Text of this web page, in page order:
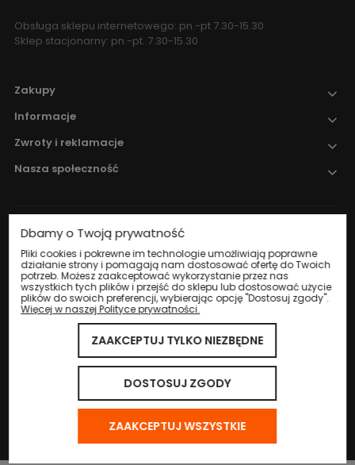
Obsługa sklepu internetowego: pn.-pt 7.30-15.30
Sklep stacjonarny: pn.-pt. 7.30-15.30
Zakupy
Informacje
Zwroty i reklamacje
Nasza społeczność
Nadzór nad obrotem produktami
leczniczymi weterynaryjnymi sprawuje
Wojewódzki Inspektorat Weterynarii w
Katowicach.
© 2024 Eco Life Group. Wszystkie prawa zastrzeżone.
Dbamy o Twoją prywatność
Pliki cookies i pokrewne im technologie umożliwiają poprawne
działanie strony i pomagają nam dostosować ofertę do Twoich
potrzeb. Możesz zaakceptować wykorzystanie przez nas
wszystkich tych plików i przejść do sklepu lub dostosować użycie
plików do swoich preferencji, wybierając opcję "Dostosuj zgody".
Więcej w naszej Polityce prywatności.
ZAAKCEPTUJ TYLKO NIEZBĘDNE
DOSTOSUJ ZGODY
ZAAKCEPTUJ WSZYSTKIE